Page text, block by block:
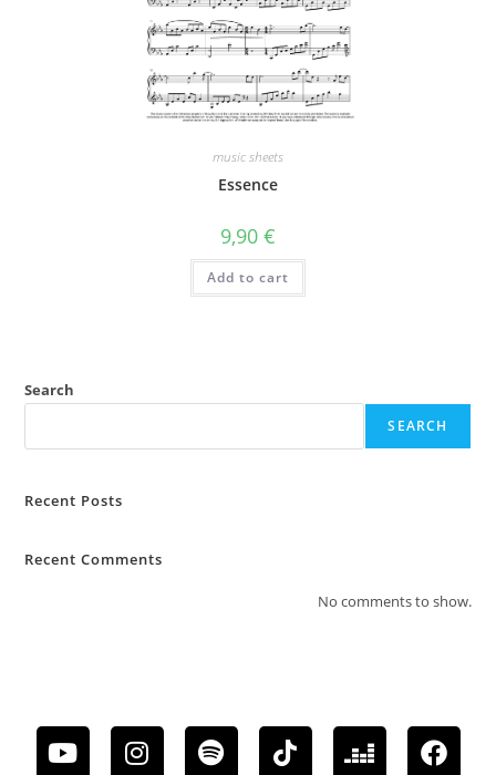
music sheets
Essence
9,90 €
Add to cart
Search
SEARCH
Recent Posts
Recent Comments
No comments to show.